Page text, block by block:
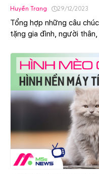
Huyền Trang 29/12/2023
Tổng hợp những câu
tặng gia đình, người